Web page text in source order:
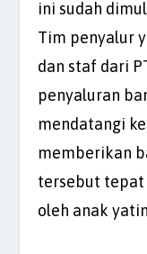
ini sudah
Tim penyalur
dan staf dari
penyaluran
mendatangi
memberikan
tersebut tepat
oleh anak